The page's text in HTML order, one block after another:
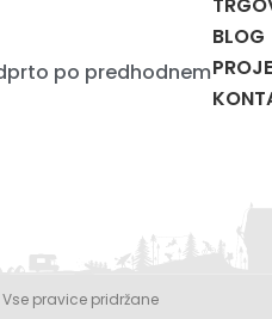
po predhodnem
BLOG
pravice pridržane